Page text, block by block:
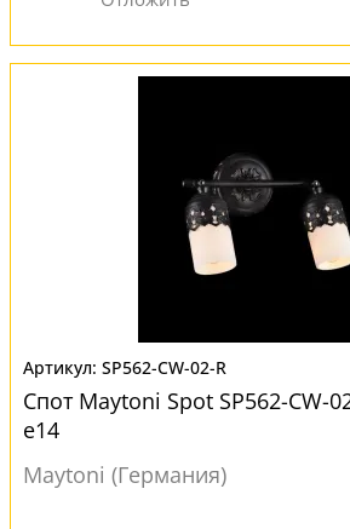
SP562-CW-02-R
Спот Maytoni Spot SP562-CW-
e14
Maytoni (Германия)